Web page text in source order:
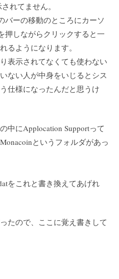
れてません。
バーの移動のところにカーソ
押しながらクリックすると一
るようになります。
表示されてなくても使わない
ない人が中身をいじるとシス
仕様になったんだと思うけ
中にApplocation Supportって
というフォルダがあっ
をこれと書き換えてあげれ
たので、ここに覚え書きして